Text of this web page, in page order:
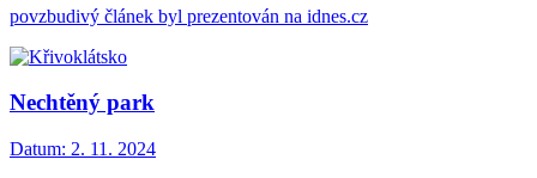
povzbudivý článek byl prezentován na idnes.cz
Nechtěný park
Datum: 2. 11. 2024